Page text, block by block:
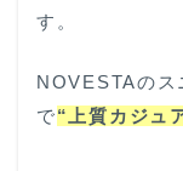
す。
NOVESTAのス
で“上質カジュ